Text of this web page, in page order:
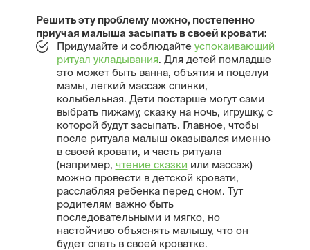
Решить эту проблему можно, постепенно
приучая малыша засыпать в своей кровати:
Придумайте и соблюдайте успокаивающий
ритуал укладывания. Для детей помладше
это может быть ванна, объятия и поцелуи
мамы, легкий массаж спинки,
колыбельная. Дети постарше могут сами
выбрать пижаму, сказку на ночь, игрушку, с
которой будут засыпать. Главное, чтобы
после ритуала малыш оказывался именно
в своей кровати, и часть ритуала
(например, чтение сказки или массаж)
можно провести в детской кровати,
расслабляя ребенка перед сном. Тут
родителям важно быть
последовательными и мягко, но
настойчиво объяснять малышу, что он
будет спать в своей кроватке.